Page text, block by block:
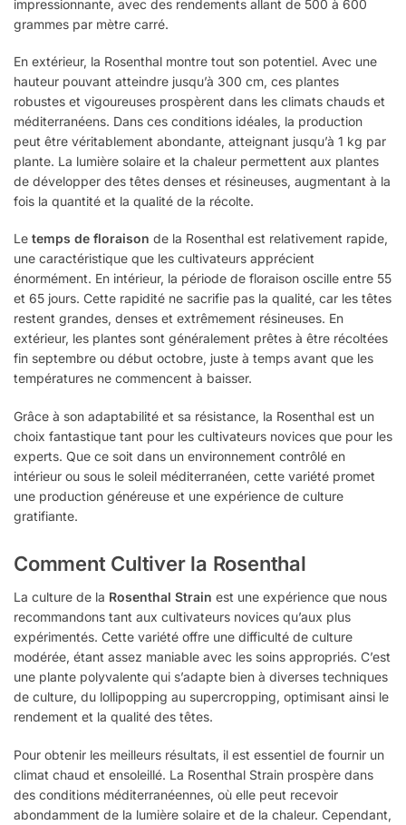
impressionnante, avec des rendements allant de 500 à 600
grammes par mètre carré.
En extérieur, la Rosenthal montre tout son potentiel. Avec une
hauteur pouvant atteindre jusqu’à 300 cm, ces plantes
robustes et vigoureuses prospèrent dans les climats chauds et
méditerranéens. Dans ces conditions idéales, la production
peut être véritablement abondante, atteignant jusqu’à 1 kg par
plante. La lumière solaire et la chaleur permettent aux plantes
de développer des têtes denses et résineuses, augmentant à la
fois la quantité et la qualité de la récolte.
Le temps de floraison de la Rosenthal est relativement rapide,
une caractéristique que les cultivateurs apprécient
énormément. En intérieur, la période de floraison oscille entre 55
et 65 jours. Cette rapidité ne sacrifie pas la qualité, car les têtes
restent grandes, denses et extrêmement résineuses. En
extérieur, les plantes sont généralement prêtes à être récoltées
fin septembre ou début octobre, juste à temps avant que les
températures ne commencent à baisser.
Grâce à son adaptabilité et sa résistance, la Rosenthal est un
choix fantastique tant pour les cultivateurs novices que pour les
experts. Que ce soit dans un environnement contrôlé en
intérieur ou sous le soleil méditerranéen, cette variété promet
une production généreuse et une expérience de culture
gratifiante.
Comment Cultiver la Rosenthal
La culture de la Rosenthal Strain est une expérience que nous
recommandons tant aux cultivateurs novices qu’aux plus
expérimentés. Cette variété offre une difficulté de culture
modérée, étant assez maniable avec les soins appropriés. C’est
une plante polyvalente qui s’adapte bien à diverses techniques
de culture, du lollipopping au supercropping, optimisant ainsi le
rendement et la qualité des têtes.
Pour obtenir les meilleurs résultats, il est essentiel de fournir un
climat chaud et ensoleillé. La Rosenthal Strain prospère dans
des conditions méditerranéennes, où elle peut recevoir
abondamment de la lumière solaire et de la chaleur. Cependant,